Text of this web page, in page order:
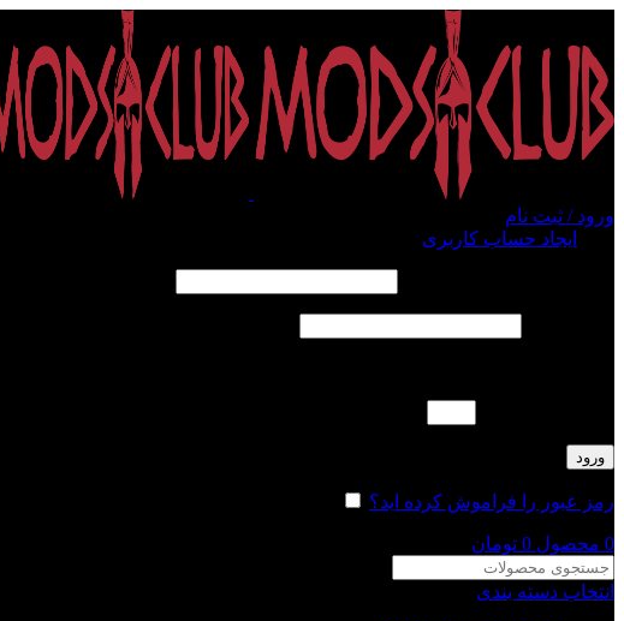
ورود / ثبت نام
ایجاد حساب کاربری
ورود
رمز عبور را فراموش کرده اید؟
0 محصول 0 تومان
انتخاب دسته بندی